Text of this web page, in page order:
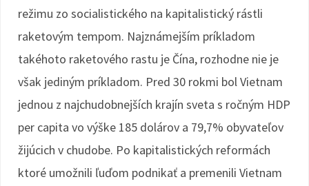
režimu zo socialistického na kapitalistický rástli
raketovým tempom. Najznámejším príkladom
takéhoto raketového rastu je Čína, rozhodne nie je
však jediným príkladom. Pred 30 rokmi bol Vietnam
jednou z najchudobnejších krajín sveta s ročným HDP
per capita vo výške 185 dolárov a 79,7% obyvateľov
žijúcich v chudobe. Po kapitalistických reformách
ktoré umožnili ľuďom podnikať a premenili Vietnam